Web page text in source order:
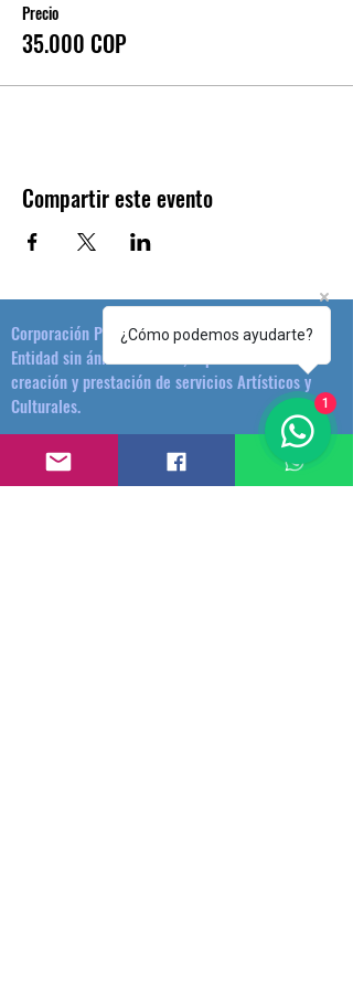
Precio
35.000 COP
Compartir este evento
Corporación Plataforma Cultural
Entidad sin ánimo de lucro, especializada en la
creación y prestación de servicios Artísticos y
Culturales.
¿Cómo podemos ayudarte?
1